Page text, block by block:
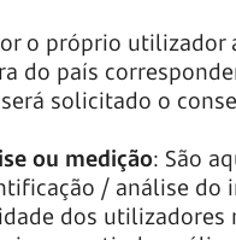
o próprio utilizador
do país
solicitado o
ou medição: São
/ análise do
dos